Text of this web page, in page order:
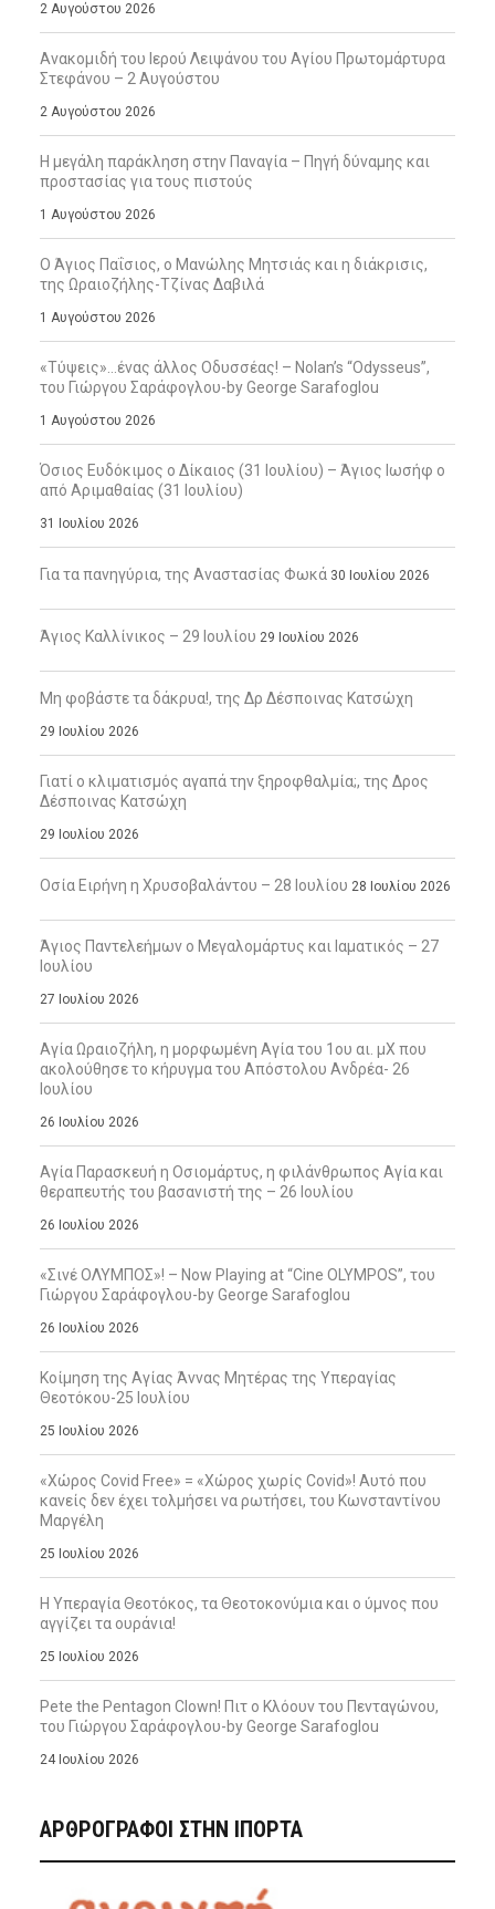
2 Αυγούστου 2026
Ανακομιδή του Ιερού Λειψάνου του Αγίου Πρωτομάρτυρα
Στεφάνου – 2 Αυγούστου
2 Αυγούστου 2026
Η μεγάλη παράκληση στην Παναγία – Πηγή δύναμης και
προστασίας για τους πιστούς
1 Αυγούστου 2026
Ο Άγιος Παΐσιος, ο Μανώλης Μητσιάς και η διάκρισις,
της Ωραιοζήλης-Τζίνας Δαβιλά
1 Αυγούστου 2026
«Τύψεις»…ένας άλλος Οδυσσέας! – Nolan’s “Odysseus”,
του Γιώργου Σαράφογλου-by George Sarafoglou
1 Αυγούστου 2026
Όσιος Ευδόκιμος ο Δίκαιος (31 Ιουλίου) – Άγιος Ιωσήφ ο
από Αριμαθαίας (31 Ιουλίου)
31 Ιουλίου 2026
Για τα πανηγύρια, της Αναστασίας Φωκά 30 Ιουλίου 2026
Άγιος Καλλίνικος – 29 Ιουλίου 29 Ιουλίου 2026
Μη φοβάστε τα δάκρυα!, της Δρ Δέσποινας Κατσώχη
29 Ιουλίου 2026
Γιατί ο κλιματισμός αγαπά την ξηροφθαλμία;, της Δρος
Δέσποινας Κατσώχη
29 Ιουλίου 2026
Οσία Ειρήνη η Χρυσοβαλάντου – 28 Ιουλίου 28 Ιουλίου 2026
Άγιος Παντελεήμων ο Μεγαλομάρτυς και Ιαματικός – 27
Ιουλίου
27 Ιουλίου 2026
Αγία Ωραιοζήλη, η μορφωμένη Αγία του 1ου αι. μΧ που
ακολούθησε το κήρυγμα του Απόστολου Ανδρέα- 26
Ιουλίου
26 Ιουλίου 2026
Αγία Παρασκευή η Οσιομάρτυς, η φιλάνθρωπος Αγία και
θεραπευτής του βασανιστή της – 26 Ιουλίου
26 Ιουλίου 2026
«Σινέ ΟΛΥΜΠΟΣ»! – Now Playing at “Cine OLYMPOS”, του
Γιώργου Σαράφογλου-by George Sarafoglou
26 Ιουλίου 2026
Κοίμηση της Αγίας Άννας Μητέρας της Υπεραγίας
Θεοτόκου-25 Ιουλίου
25 Ιουλίου 2026
«Χώρος Covid Free» = «Χώρος χωρίς Covid»! Αυτό που
κανείς δεν έχει τολμήσει να ρωτήσει, του Κωνσταντίνου
Μαργέλη
25 Ιουλίου 2026
Η Υπεραγία Θεοτόκος, τα Θεοτοκονύμια και ο ύμνος που
αγγίζει τα ουράνια!
25 Ιουλίου 2026
Pete the Pentagon Clown! Πιτ ο Κλόουν του Πενταγώνου,
του Γιώργου Σαράφογλου-by George Sarafoglou
24 Ιουλίου 2026
ΑΡΘΡΟΓΡΑΦΟΙ ΣΤΗΝ IΠΟΡΤΑ